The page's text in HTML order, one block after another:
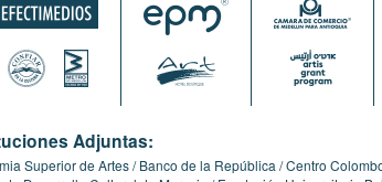
Adjuntas:
Superior de Artes Banco de la República Centro